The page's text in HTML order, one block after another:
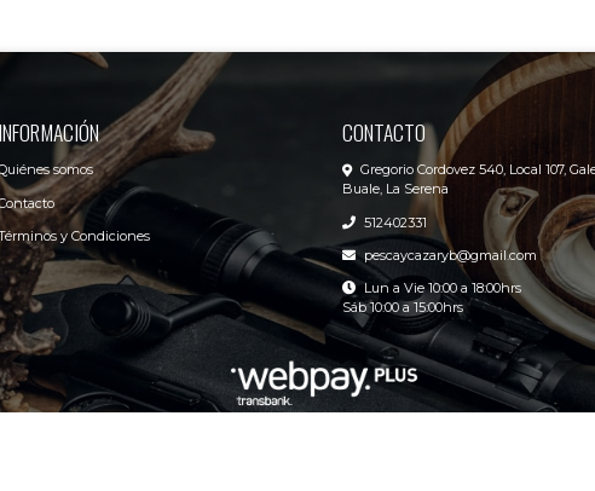
INFORMACIÓN
somos
y Condiciones
CONTACTO
Gregorio Cordovez 540, Local 107,
Buale, La Serena
512402331
pescaycazaryb@gmail.com
Lun a Vie 10:00 a 18:00hrs
Sáb 10:00 a 15:00hrs